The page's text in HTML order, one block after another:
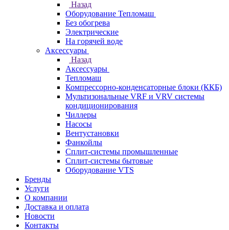
Назад
Оборудование Тепломаш
Без обогрева
Электрические
На горячей воде
Аксессуары
Назад
Аксессуары
Тепломаш
Компрессорно-конденсаторные блоки (ККБ)
Мультизональные VRF и VRV системы
кондиционирования
Чиллеры
Насосы
Вентустановки
Фанкойлы
Сплит-системы промышленные
Сплит-системы бытовые
Оборудование VTS
Бренды
Услуги
О компании
Доставка и оплата
Новости
Контакты